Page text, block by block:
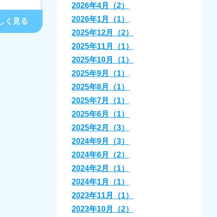
く見る
2026年4月（2）
2026年1月（1）
2025年12月（2）
2025年11月（1）
2025年10月（1）
2025年9月（1）
2025年8月（1）
2025年7月（1）
2025年6月（1）
2025年2月（3）
2024年9月（3）
2024年6月（2）
2024年2月（1）
2024年1月（1）
2023年11月（1）
2023年10月（2）